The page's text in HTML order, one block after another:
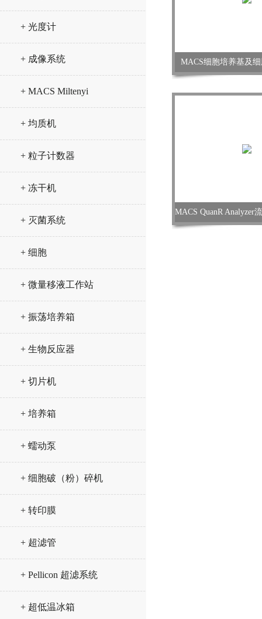
+ 光度计
+ 成像系统
+ MACS Miltenyi
+ 均质机
+ 粒子计数器
+ 冻干机
+ 灭菌系统
+ 细胞
+ 微量移液工作站
+ 振荡培养箱
+ 生物反应器
+ 切片机
+ 培养箱
+ 蠕动泵
+ 细胞破（粉）碎机
+ 转印膜
+ 超滤管
+ Pellicon 超滤系统
+ 超低温冰箱
MACS细胞培养基及